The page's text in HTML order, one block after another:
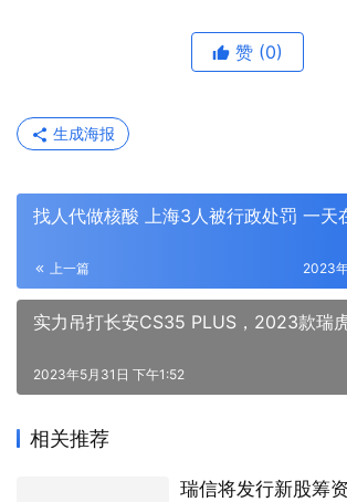
赞 (0)
生成海报
找人代做核酸 上海3人被行政处罚 一天
上一篇 2023
实力吊打长安CS35 PLUS，2023款瑞
2023年5月31日 下午1:52
相关推荐
瑞信将发行新股筹